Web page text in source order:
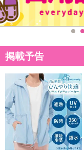
・賞味期限：製造日よ
・原産国（最終加工地
・原材料/材質/素材：丸
んにゃく米、小豆、も
マランサス／貝カルシ
・アレルギー表示：大豆
掲載予告